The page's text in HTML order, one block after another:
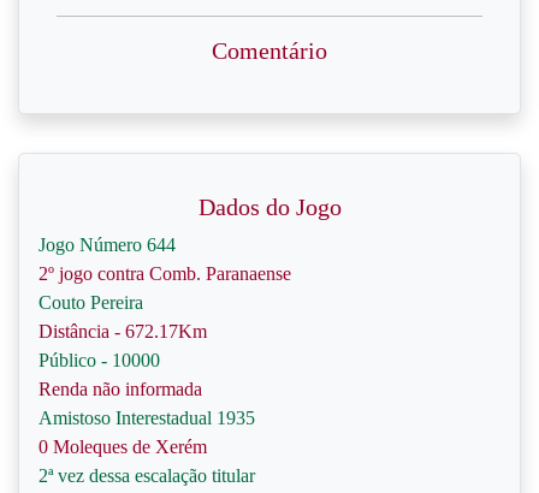
Comentário
Dados do Jogo
Jogo Número 644
2º jogo contra Comb. Paranaense
Couto Pereira
Distância - 672.17Km
Público - 10000
Renda não informada
Amistoso Interestadual 1935
0 Moleques de Xerém
2ª vez dessa escalação titular